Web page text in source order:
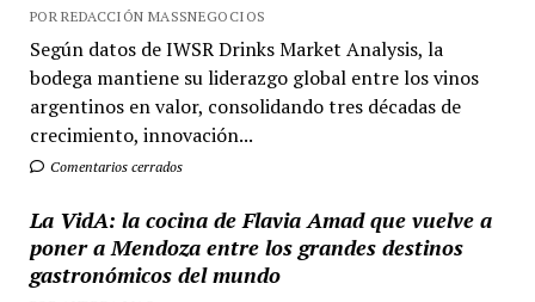
POR REDACCIÓN MASSNEGOCIOS
Según datos de IWSR Drinks Market Analysis, la
bodega mantiene su liderazgo global entre los vinos
argentinos en valor, consolidando tres décadas de
crecimiento, innovación...
Comentarios cerrados
La VidA: la cocina de Flavia Amad que vuelve a
poner a Mendoza entre los grandes destinos
gastronómicos del mundo